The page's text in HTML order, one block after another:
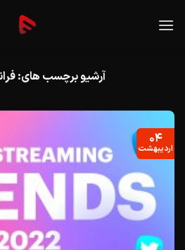
آرشیو برچسب های:
۰۴
اردیبهشت